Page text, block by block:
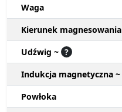
Waga
Kierunek magnesowania
Udźwig ~ ?
Indukcja magnetyczna ~
Powłoka